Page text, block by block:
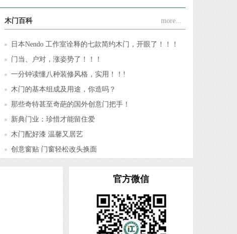
江山六六福门业有限公司
浙江江山润安门业有限公司
江山市奥斯曼门业有限公司
浙江永恒门业有限公司
浙江名雅居木业有限公司
浙江金旗门业有限公司
浙江裕丰木业有限公司
浙江舒福家门业有限公司
木门百科 more...
日本Nendo 工作室诠释的七款简约木门，开眼了！！！
门当、户对，涨姿势了！！！
一分钟读懂八种装修风格，实用！！!
木门的基本组成及用途，你造吗？
那些奇特甚至奇葩的国外创意门把手！
新典门业：珍惜才能留住爱
木门配好漆 温馨又居艺
创意窗贴 门窗轻松改头换面
官方微信